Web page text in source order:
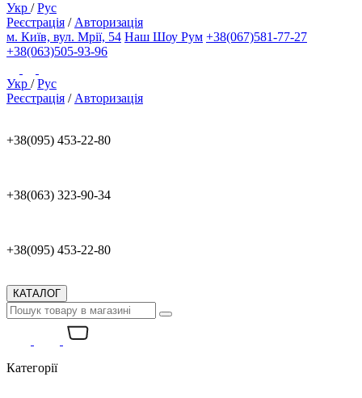
Укр /Рус
Реєстрація / Авторизація
м. Київ, вул. Мрії, 54 Наш Шоу Рум +38(067)581-77-27
+38(063)505-93-96
Укр /Рус
Реєстрація / Авторизація
+38(095) 453-22-80
+38(063) 323-90-34
+38(095) 453-22-80
КАТАЛОГ
Категорії